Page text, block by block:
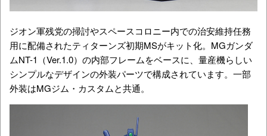
ジオン軍残党の掃討やスペースコロニー内での治安維持任務
用に配備されたティターンズ初期MSがキット化。MGガンダ
ムNT-1（Ver.1.0）の内部フレームをベースに、量産機らしい
シンプルなデザインの外装パーツで構成されています。一部
外装はMGジム・カスタムと共通。